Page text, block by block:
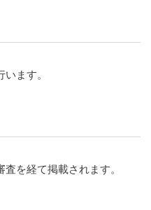
ます。
を経て掲載されます。